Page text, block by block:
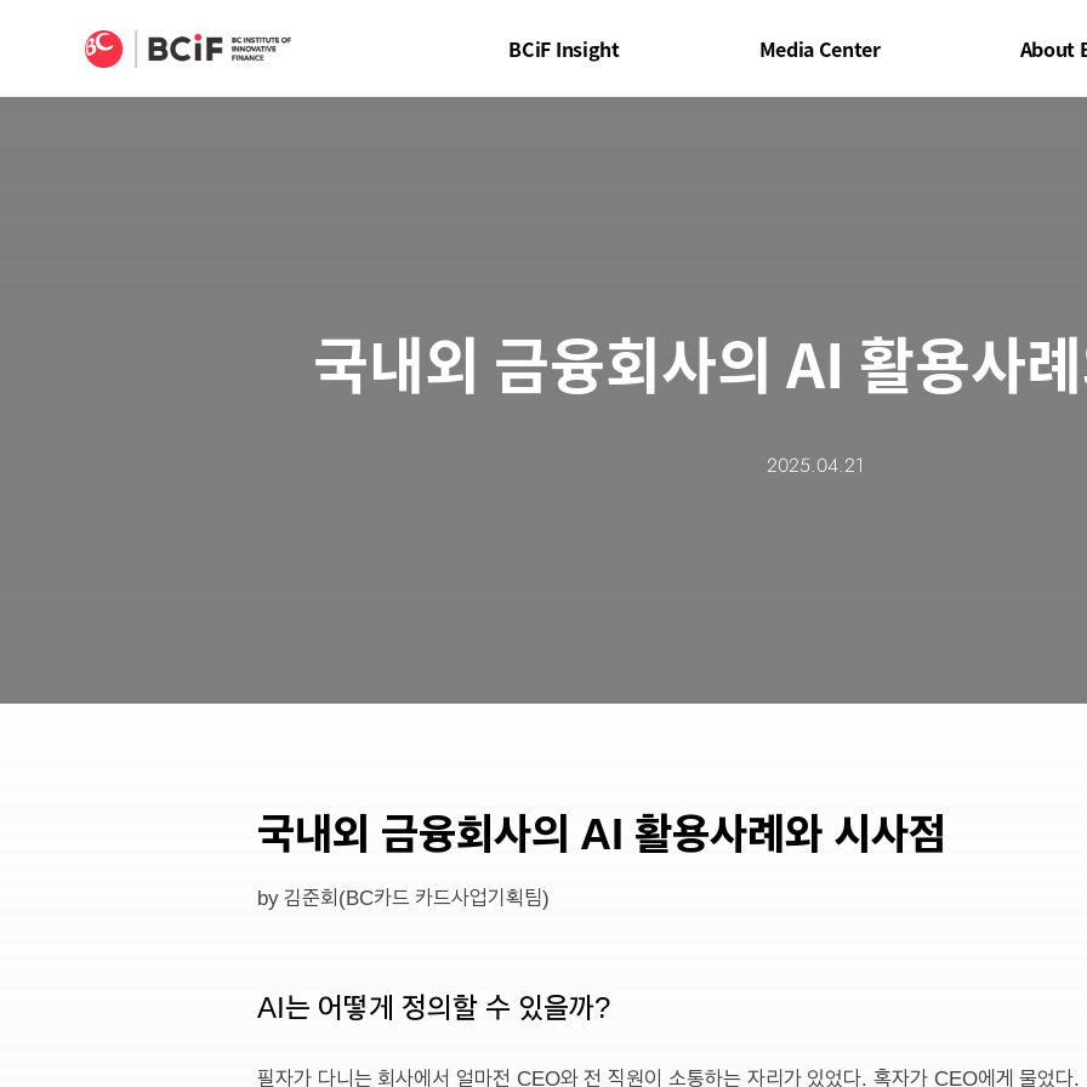
BCIF BCiF Insight Media Center About
국내외 금융회사의 AI 활용사
2025.04.21
국내외 금융회사의 AI 활용사례와 시사점
by 김준회(BC카드 카드사업기획팀)
AI는 어떻게 정의할 수 있을까?
필자가 다니는 회사에서 얼마전 CEO와 전 직원이 소통하는 자리가 있었다. 혹자가 CEO에게 물었다